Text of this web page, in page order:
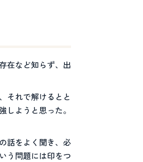
在など知らず、出
それで解けるとと
ようと思った。
話をよく聞き、必
う問題には印をつ